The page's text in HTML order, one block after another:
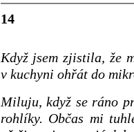
14
Když jsem zjistila, že
v kuchyni ohřát do
Miluju, když se ráno
rohlíky. Občas mi